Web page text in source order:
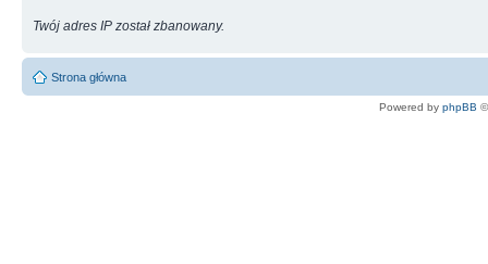
Twój adres IP został zbanowany.
Strona główna
Powered by phpBB